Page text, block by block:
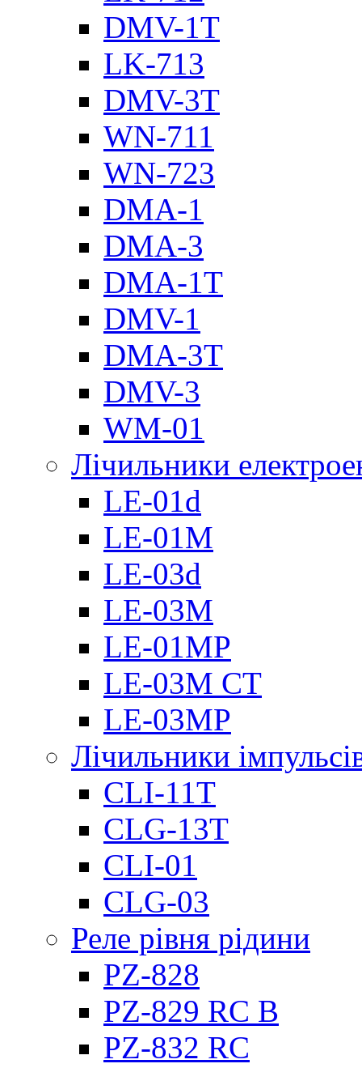
DMV-1T
LK-713
DMV-3T
WN-711
WN-723
DMA-1
DMA-3
DMA-1T
DMV-1
DMА-3T
DMV-3
WM-01
Лічильники
LE-01d
LE-01M
LE-03d
LE-03M
LE-01MP
LE-03M CT
LE-03MP
Лічильники
CLI-11T
CLG-13T
CLI-01
CLG-03
Реле рівня рідини
PZ-828
PZ-829 RC B
PZ-832 RC